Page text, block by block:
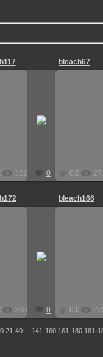
322 0 0.0
bleach67
308 0 0.0
bleach166
21-40 141-160 161-180 181-